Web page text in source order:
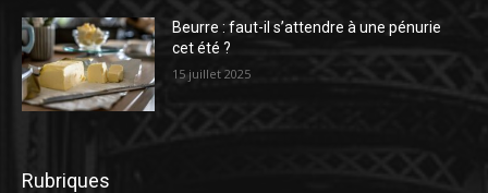
Beurre : faut-il s’attendre à une pénurie
cet été ?
15 juillet 2025
Rubriques